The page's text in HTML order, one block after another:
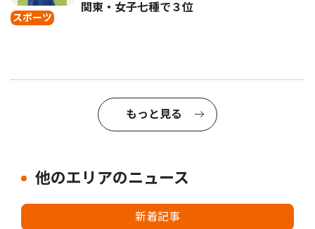
スポーツ
関東・女子七種で３位
もっと見る
他のエリアのニュース
新着記事